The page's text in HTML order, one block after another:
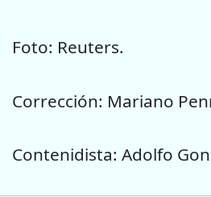
Foto: Reuters.
Corrección: Mariano
Contenidista: Adolfo